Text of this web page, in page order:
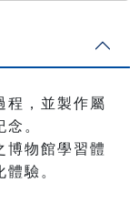
程，並製作屬
。
博物館學習體
驗。